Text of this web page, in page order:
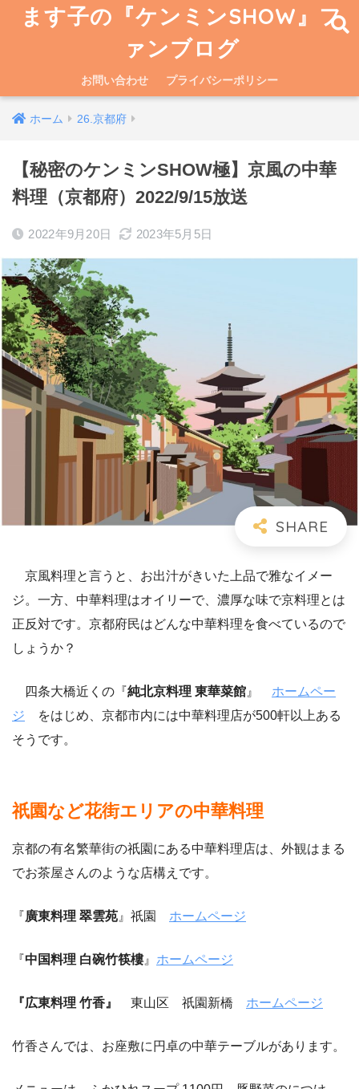
ます子の『ケンミンSHOW』フ
ァンブログ
お問い合わせ プライバシーポリシー
ホーム 26.京都府
【秘密のケンミンSHOW極】京風の中華
料理（京都府）2022/9/15放送
2022年9月20日 2023年5月5日
京風料理と言うと、お出汁がきいた上品で雅なイメー
ジ。一方、中華料理はオイリーで、濃厚な味で京料理とは
正反対です。京都府民はどんな中華料理を食べているので
しょうか？
四条大橋近くの『純北京料理 東華菜館 』 ホームペー
ジ をはじめ、京都市内には中華料理店が500軒以上ある
そうです。
祇園など花街エリアの中華料理
京都の有名繁華街の祇園にある中華料理店は、外観はまる
でお茶屋さんのような店構えです。
『廣東料理 翠雲苑 』祇園 ホームページ
『中国料理 白碗竹筷樓』 ホームページ
『広東料理 竹香』 東山区 祇園新橋 ホームページ
竹香さんでは、お座敷に円卓の中華テーブルがあります。